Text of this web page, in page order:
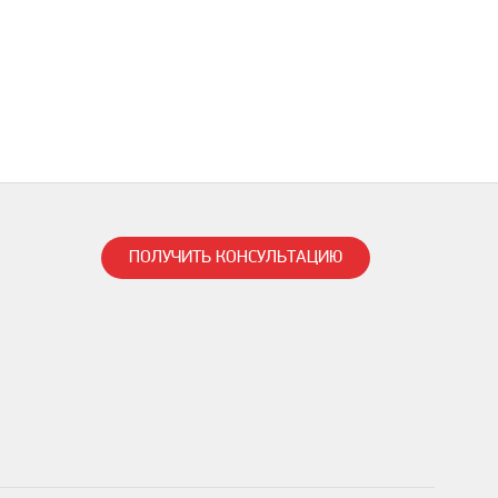
ПОЛУЧИТЬ КОНСУЛЬТАЦИЮ